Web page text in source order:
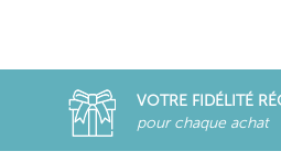
VOTRE FIDÉLITÉ
pour chaque achat